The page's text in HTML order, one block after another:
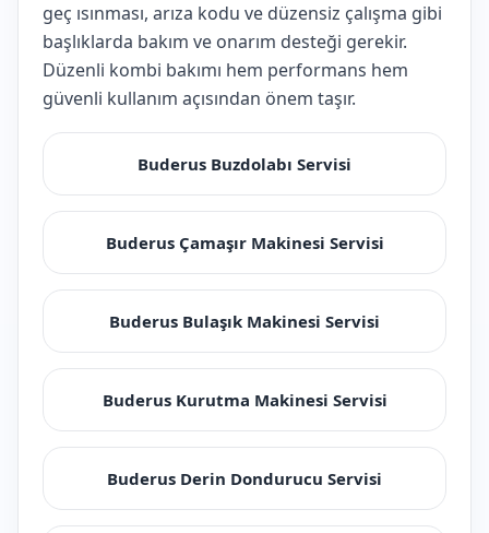
geç ısınması, arıza kodu ve düzensiz çalışma gibi
başlıklarda bakım ve onarım desteği gerekir.
Düzenli kombi bakımı hem performans hem
güvenli kullanım açısından önem taşır.
Buderus Buzdolabı Servisi
Buderus Çamaşır Makinesi Servisi
Buderus Bulaşık Makinesi Servisi
Buderus Kurutma Makinesi Servisi
Buderus Derin Dondurucu Servisi